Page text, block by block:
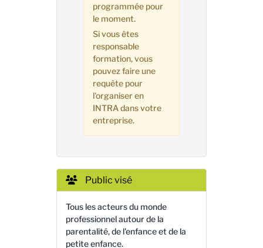
programmée pour
le moment.
Si vous êtes
responsable
formation, vous
pouvez faire une
requête pour
l'organiser en
INTRA dans votre
entreprise.
Public visé
Tous les acteurs du monde
professionnel autour de la
parentalité, de l'enfance et de la
petite enfance.